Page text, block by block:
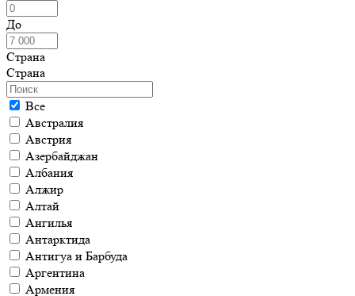
До
Страна
Страна
Все
Австралия
Австрия
Азербайджан
Албания
Алжир
Алтай
Ангилья
Антарктида
Антигуа и Барбуда
Аргентина
Армения